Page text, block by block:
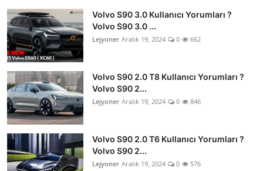
Volvo S90 3.0 Kullanıcı Yorumları ?
Volvo S90 3.0 ...
Lejyoner Aralık 19, 2024 0 662
Volvo S90 2.0 T8 Kullanıcı Yorumları ?
Volvo S90 2...
Lejyoner Aralık 19, 2024 0 846
Volvo S90 2.0 T6 Kullanıcı Yorumları ?
Volvo S90 2...
Lejyoner Aralık 19, 2024 0 576